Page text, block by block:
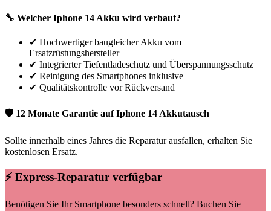
🔧 Welcher Iphone 14 Akku wird verbaut?
✔ Hochwertiger baugleicher Akku vom
Ersatzrüstungshersteller
✔ Integrierter Tiefentladeschutz und Überspannungsschutz
✔ Reinigung des Smartphones inklusive
✔ Qualitätskontrolle vor Rückversand
🛡 12 Monate Garantie aufIphone 14 Akkutausch
Sollte innerhalb eines Jahres die Reparatur ausfallen, erhalten Sie
kostenlosen Ersatz.
⚡ Express-Reparatur verfügbar
Benötigen Sie Ihr Smartphone besonders schnell? Buchen Sie